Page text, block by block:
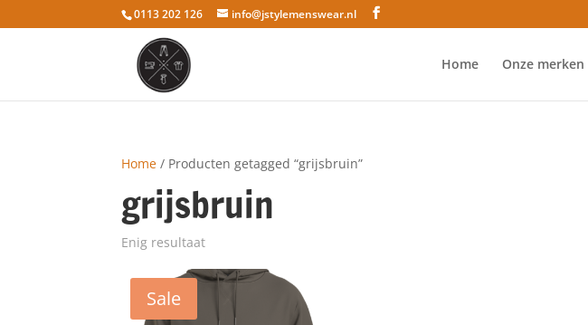
0113 202 126 info@jstylemenswear.nl
Home Onze merken
Home / Producten getagged “grijsbruin”
grijsbruin
Enig resultaat
Sale